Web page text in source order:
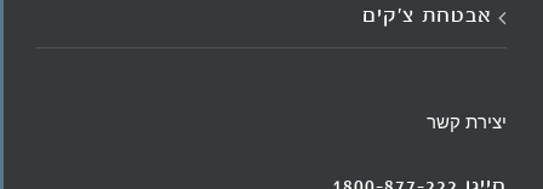
אבטחת צ'קים
יצירת קשר